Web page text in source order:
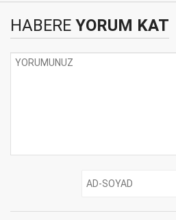
HABERE YORUM KAT